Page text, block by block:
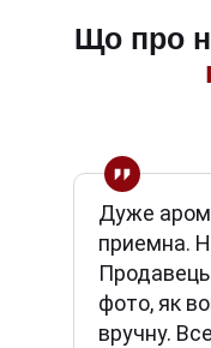
Що про
Дуже
приемна.
фото, як
вручну.